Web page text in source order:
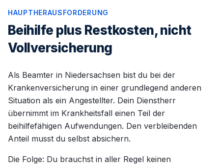
HAUPTHERAUSFORDERUNG
Beihilfe plus Restkosten, nicht
Vollversicherung
Als Beamter in Niedersachsen bist du bei der
Krankenversicherung in einer grundlegend anderen
Situation als ein Angestellter. Dein Dienstherr
übernimmt im Krankheitsfall einen Teil der
beihilfefähigen Aufwendungen. Den verbleibenden
Anteil musst du selbst absichern.
Die Folge: Du brauchst in aller Regel keinen